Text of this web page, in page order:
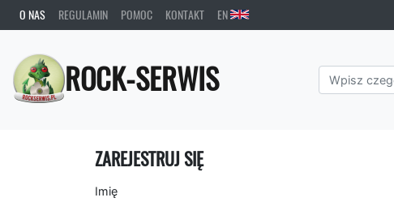
O NAS REGULAMIN POMOC KONTAKT EN
ROCK-SERWIS
ZAREJESTRUJ SIĘ
Imię